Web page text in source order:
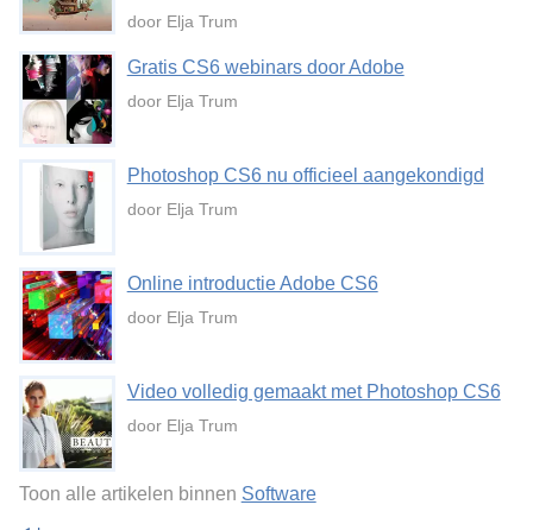
door Elja Trum
Gratis CS6 webinars door Adobe
door Elja Trum
Photoshop CS6 nu officieel aangekondigd
door Elja Trum
Online introductie Adobe CS6
door Elja Trum
Video volledig gemaakt met Photoshop CS6
door Elja Trum
Toon alle artikelen binnen Software